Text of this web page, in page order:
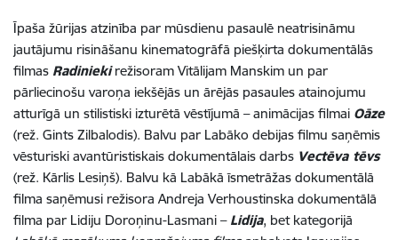
Īpaša žūrijas atzinība par mūsdienu pasaulē neatrisināmu
jautājumu risināšanu kinematogrāfā piešķirta dokumentālās
filmas Radiniekirežisoram Vitālijam Manskim un par
pārliecinošu varoņa iekšējās un ārējās pasaules atainojumu
atturīgā un stilistiski izturētā vēstījumā – animācijas filmai Oāze
(rež. Gints Zilbalodis). Balvu par Labāko debijas filmu saņēmis
vēsturiski avantūristiskais dokumentālais darbs Vectēva tēvs
(rež. Kārlis Lesiņš). Balvu kā Labākā īsmetrāžas dokumentālā
filma saņēmusi režisora Andreja Verhoustinska dokumentālā
filma par Lidiju Doroņinu-Lasmani – Lidija, bet kategorijā